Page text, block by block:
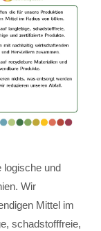
logische und
Wir
Mittel im
schadstofffreie,